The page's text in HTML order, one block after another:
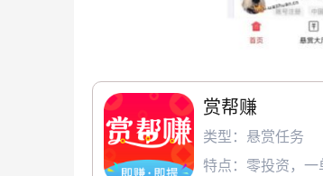
赏帮赚
类型：悬赏任务
特点：零投资，